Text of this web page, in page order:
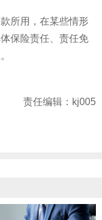
所用，在某些情形
保险责任、责任免
责任编辑：kj005